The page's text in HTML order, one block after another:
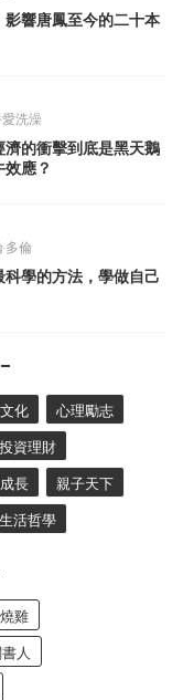
影響唐鳳至今的二十本
愛洗澡
濟的衝擊到底是黑天鵝
應？
多倫
學的方法，學做自己
化 心理勵志
投資理財
長 親子天下
生活哲學
雞
人